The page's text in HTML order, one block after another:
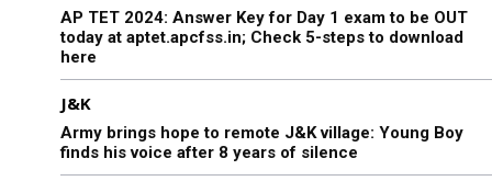
AP TET 2024: Answer Key for Day 1 exam to be OUT
today at aptet.apcfss.in; Check 5-steps to download
here
J&K
Army brings hope to remote J&K village: Young Boy
finds his voice after 8 years of silence